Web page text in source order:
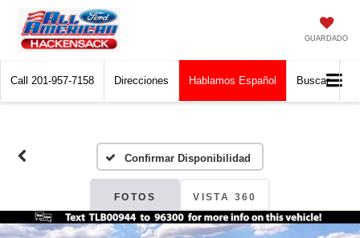
GUARDADO
Call 201-957-7158 Direcciones Hablamos Español Buscar
Confirmar Disponibilidad
FOTOS VISTA 360